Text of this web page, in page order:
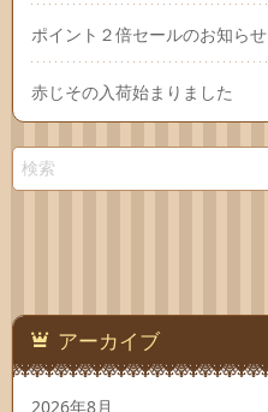
ポイント２倍セールのお知らせ
赤じその入荷始まりました
アーカイブ
2026年8月